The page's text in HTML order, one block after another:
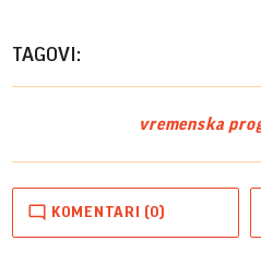
TAGOVI:
vremenska
KOMENTARI (0)